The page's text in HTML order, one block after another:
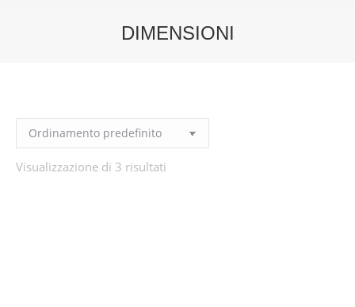
DIMENSIONI
Visualizzazione di 3 risultati